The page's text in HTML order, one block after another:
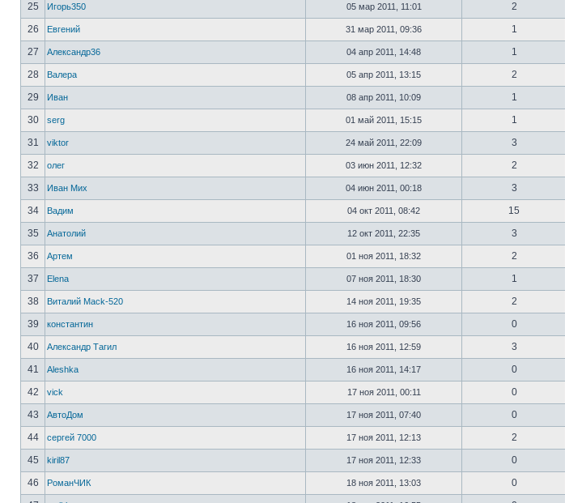
25
Игорь350 05 мар 2011, 11:01
2
26
Евгений 31 мар 2011, 09:36
1
27
Александр36 04 апр 2011, 14:48
1
28
Валера 05 апр 2011, 13:15
2
29
Иван 08 апр 2011, 10:09
1
30
serg 01 май 2011, 15:15
1
31
viktor 24 май 2011, 22:09
3
32
олег 03 июн 2011, 12:32
2
33
Иван Мих 04 июн 2011, 00:18
3
34
Вадим 04 окт 2011, 08:42
15
35
Анатолий 12 окт 2011, 22:35
3
36
Артем 01 ноя 2011, 18:32
2
37
Elena 07 ноя 2011, 18:30
1
38
Виталий Mack-520 14 ноя 2011, 19:35
2
39
константин 16 ноя 2011, 09:56
0
40
Александр Тагил 16 ноя 2011, 12:59
3
41
Aleshka 16 ноя 2011, 14:17
0
42
vick 17 ноя 2011, 00:11
0
43
АвтоДом 17 ноя 2011, 07:40
0
44
сергей 7000 17 ноя 2011, 12:13
2
45
kiril87 17 ноя 2011, 12:33
0
46
РоманЧИК 18 ноя 2011, 13:03
0